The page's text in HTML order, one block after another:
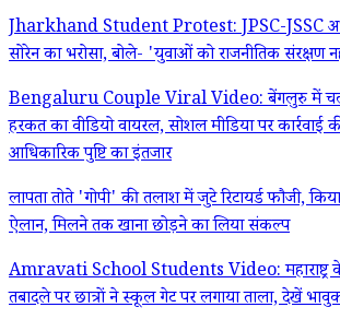
Jharkhand Student Protest: JPSC-JSSC
सोरेन का भरोसा, बोले- 'युवाओं को राजनीतिक संरक्षण
Bengaluru Couple Viral Video: बेंगलुरु में
हरकत का वीडियो वायरल, सोशल मीडिया पर कार्रवाई
आधिकारिक पुष्टि का इंतजार
लापता तोते 'गोपी' की तलाश में जुटे रिटायर्ड फौजी,
ऐलान, मिलने तक खाना छोड़ने का लिया संकल्प
Amravati School Students Video: महाराष्ट्र
तबादले पर छात्रों ने स्कूल गेट पर लगाया ताला, देखें